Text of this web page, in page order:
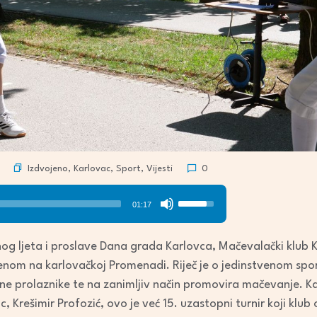
Izdvojeno, Karlovac, Sport, Vijesti 0
01:17
Use
Up/Down
to
increase
ljeta i proslave Dana grada Karlovca, Mačevalački klub
na karlovačkoj Promenadi. Riječ je o jedinstvenom
prolaznike te na zanimljiv način promovira mačevanje.
Krešimir Profozić, ovo je već 15. uzastopni turnir koji klub